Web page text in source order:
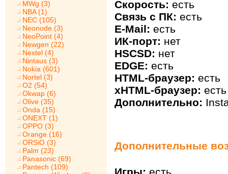
MWg (3)
NBA (1)
NEC (105)
Neonode (3)
NeoPoint (4)
Newgen (22)
Nextel (4)
Nintaus (3)
Nokia (601)
Nortel (3)
O2 (54)
Okwap (6)
Olive (35)
Onda (15)
ONEXT (1)
OPPO (3)
Orange (16)
ORSiO (3)
Palm (23)
Panasonic (69)
Pantech (109)
Скорость: есть
Связь с ПК: есть
E-Mail: есть
ИК-порт: нет
HSCSD: нет
EDGE: есть
HTML-браузер: есть
xHTML-браузер: есть
Дополнительно:
Дополнительные